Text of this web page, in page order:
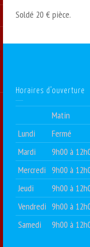
Soldé 20 € pièce.
Horaires d’ouverture
Matin
Lundi
Fermé
Mardi
9h00 à
Mercredi 9h00 à
Jeudi
9h00 à
Vendredi 9h00 à
Samedi
9h00 à